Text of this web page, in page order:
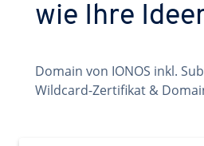
wie Ihre
Domain von IONOS inkl.
Wildcard-Zertifikat &